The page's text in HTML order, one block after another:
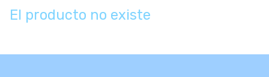
El producto no existe